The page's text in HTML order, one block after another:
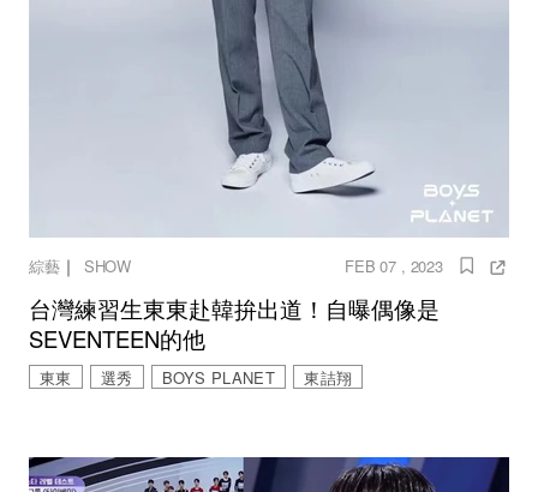
綜藝｜ SHOW FEB 07 , 2023
台灣練習生東東赴韓拚出道！自曝偶像是
SEVENTEEN的他
東東 選秀 BOYS PLANET 東詰翔